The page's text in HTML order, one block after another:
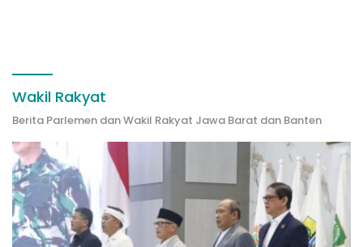
Wakil Rakyat
Berita Parlemen dan Wakil Rakyat Jawa Barat dan Banten